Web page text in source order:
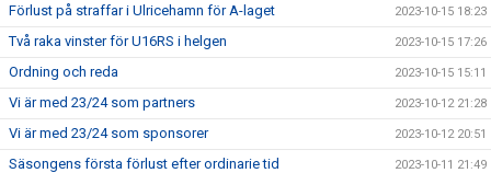
Förlust på straffar i Ulricehamn för A-laget 2023-10-15 18:23
Två raka vinster för U16RS i helgen 2023-10-15 17:26
Ordning och reda 2023-10-15 15:11
Vi är med 23/24 som partners 2023-10-12 21:28
Vi är med 23/24 som sponsorer 2023-10-12 20:51
Säsongens första förlust efter ordinarie tid 2023-10-11 21:49